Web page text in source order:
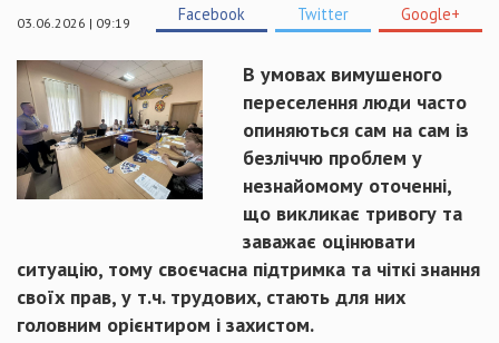
03.06.2026 | 09:19 Facebook Twitter Google+
В умовах вимушеного
переселення люди часто
опиняються сам на сам із
безліччю проблем у
незнайомому оточенні,
що викликає тривогу та
заважає оцінювати
ситуацію, тому своєчасна підтримка та чіткі знання
своїх прав, у т.ч. трудових, стають для них
головним орієнтиром і захистом.